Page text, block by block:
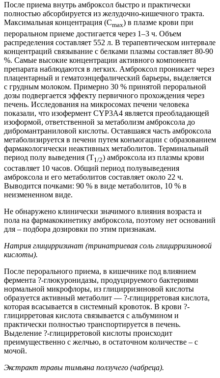
После приема внутрь амброксол быстро и практически
полностью абсорбируется из желудочно-кишечного тракта.
Максимальная концентрация (Сmax) в плазме крови при
пероральном приеме достигается через 1–3 ч. Объем
распределения составляет 552 л. В терапевтическом интервале
концентраций связывание с белками плазмы составляет 80-90
%. Самые высокие концентрации активного компонента
препарата наблюдаются в легких. Амброксол проникает через
плацентарный и гематоэнцефалический барьеры, выделяется
с грудным молоком. Примерно 30 % принятой пероральной
дозы подвергается эффекту первичного прохождения через
печень. Исследования на микросомах печени человека
показали, что изофермент CYP3A4 является преобладающей
изоформой, ответственной за метаболизм амброксола до
дибромантраниловой кислоты. Оставшаяся часть амброксола
метаболизируется в печени путем конъюгации с образованием
фармакологически неактивных метаболитов. Терминальный
период полу выведения (Т1/2) амброксола из плазмы крови
составляет 10 часов. Общий период полувыведения
амброксола и его метаболитов составляет около 22 ч.
Выводится почками: 90 % в виде метаболитов, 10 % в
неизмененном виде.
Не обнаружено клинически значимого влияния возраста и
пола на фармакокинетику амброксола, поэтому нет оснований
для – подбора дозировки по этим признакам.
Натрия глицирризинат (тринатриевая соль глицирризиновой
кислоты).
После перорального приема, в кишечнике под влиянием
фермента ?-глюкуронидазы, продуцируемого бактериями
нормальной микрофлоры, из глицирризиновой кислоты
образуется активный метаболит — ?-глицирретовая кислота,
которая всасывается в системный кровоток. В крови ?-
глицирретовая кислота связывается с альбумином и
практически полностью транспортируется в печень.
Выделение ?-глицирретовой кислоты происходит
преимущественно с желчью, в остаточном количестве – с
мочой.
Экстракт травы тимьяна ползучего (чабреца).